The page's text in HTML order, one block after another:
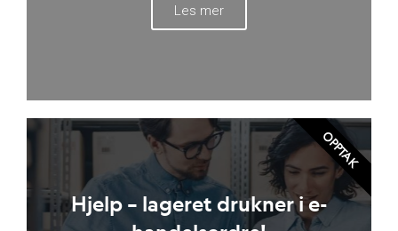
Les mer
Hjelp – lageret drukner i e-
OPPTAK